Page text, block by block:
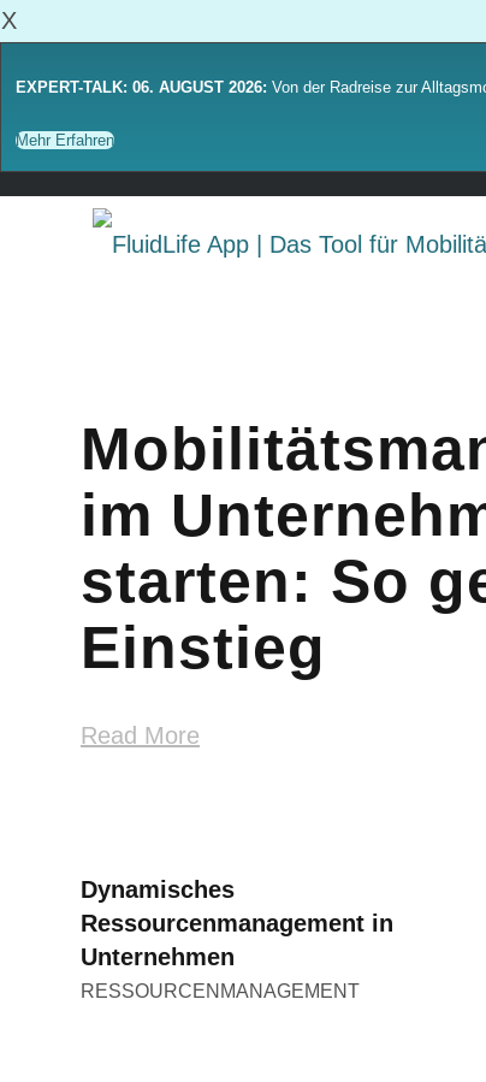
X
EXPERT-TALK: 06. AUGUST 2026: Von der Radreise zur
Mehr Erfahren
im
starten: So
Einstieg
Read More
Dynamisches
Ressourcenmanagement in
Unternehmen
RESSOURCENMANAGEMENT